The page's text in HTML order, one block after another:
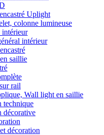
Uplight
colonne lumineuse
intérieur
intérieur
saillie
rail
Wall light en saillie
technique
décorative
décoration